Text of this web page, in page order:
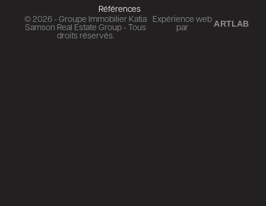
Références
© 2026 - Groupe Immobilier Katia
Samson Real Estate Group - Tous
droits réservés.
Expérience web
par ARTLAB